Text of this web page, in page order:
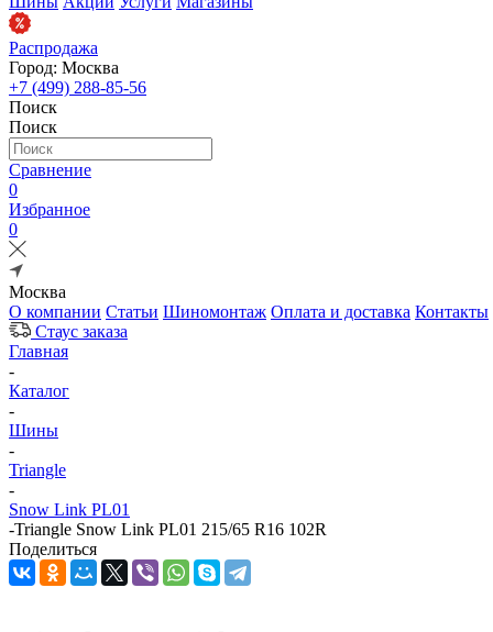
Распродажа
Город: Москва
+7 (499) 288-85-56
Поиск
Поиск
Сравнение
0
Избранное
0
Москва
О компании Статьи Шиномонтаж Оплата и доставка Контакты
Стаус заказа
Главная
-
Каталог
-
Шины
-
Triangle
-
Snow Link PL01
-Triangle Snow Link PL01 215/65 R16 102R
Поделиться